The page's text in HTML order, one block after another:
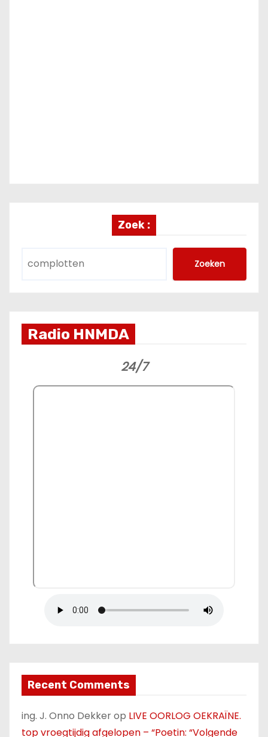
Zoek :
Zoeken
Radio HNMDA
24/7
Recent Comments
ing. J. Onno Dekkerop LIVE OORLOG OEKRAÏNE.
top vroegtijdig afgelopen – “Poetin: “Volgende